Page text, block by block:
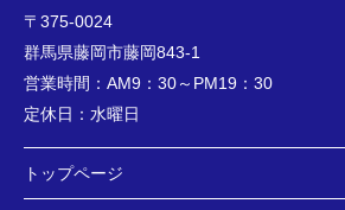
〒375-0024
群馬県藤岡市藤岡843-1
営業時間： AM9：30～PM19：30
定休日： 水曜日
トップページ